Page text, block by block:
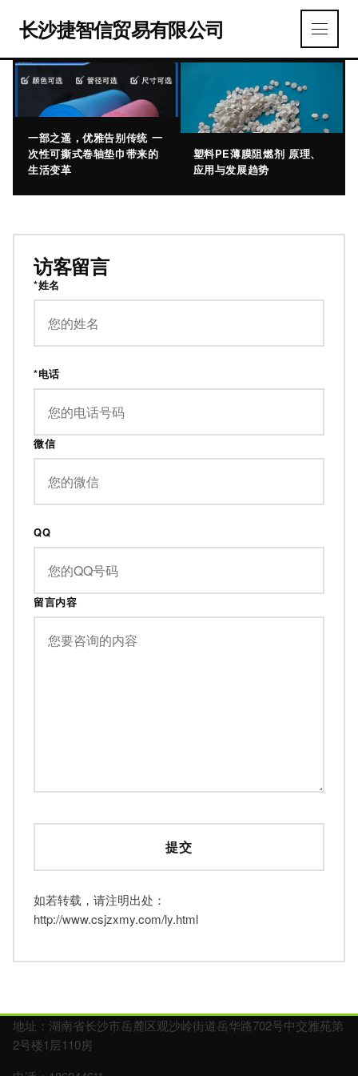
长沙捷智信贸易有限公司
一部之遥，优雅告别传统 一
次性可撕式卷轴垫巾带来的
生活变革
塑料PE薄膜阻燃剂 原理、
应用与发展趋势
访客留言
*姓名
*电话
微信
QQ
留言内容
如若转载，请注明出处：
http://www.csjzxmy.com/ly.html
地址：湖南省长沙市岳麓区观沙岭街道岳华路702号中交雅苑第
2号楼1层110房